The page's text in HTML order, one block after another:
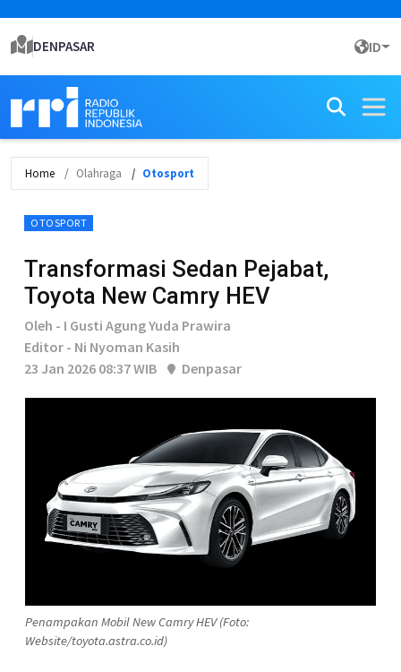
DENPASAR ID
Home Olahraga Otosport
OTOSPORT
Transformasi Sedan Pejabat,
Toyota New Camry HEV
Oleh - I Gusti Agung Yuda Prawira
Editor - Ni Nyoman Kasih
23 Jan 2026 08:37 WIB
Denpasar
Penampakan Mobil New Camry HEV (Foto:
Website/toyota.astra.co.id)